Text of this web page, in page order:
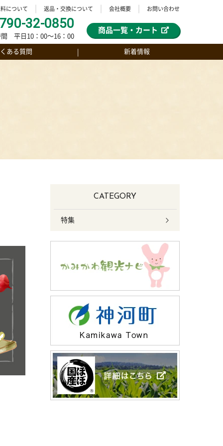
について 返品・交換について 会社概要 お問い合わせ
32-0850
間 平日10：00〜16：00
商品一覧・カート
ある質問 新着情報
CATEGORY
特集